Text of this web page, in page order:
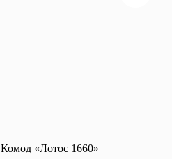
Комод «Лотос 1660»